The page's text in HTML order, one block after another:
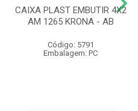
CAIXA PLAST EMBUTIR 4X2
AM 1265 KRONA - AB
Código: 5791
Embalagem: PC